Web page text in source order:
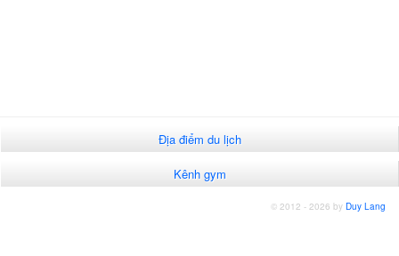
Địa điểm du lịch
Kênh gym
© 2012 - 2026 by Duy Lang